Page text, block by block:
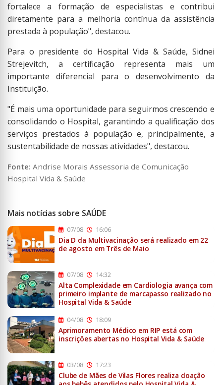
fortalece a formação de especialistas e contribui
diretamente para a melhoria contínua da assistência
prestada à população", destacou.
Para o presidente do Hospital Vida & Saúde, Sidnei
Strejevitch, a certificação representa mais um
importante diferencial para o desenvolvimento da
Instituição.
"É mais uma oportunidade para seguirmos crescendo e
consolidando o Hospital, garantindo a qualificação dos
serviços prestados à população e, principalmente, a
sustentabilidade de nossas atividades", destacou.
Fonte: Andrise Morais Assessoria de Comunicação
Hospital Vida & Saúde
Mais notícias sobre SAÚDE
07/08 16:06
Dia D da Multivacinação será realizado em 22
de agosto em Três de Maio
07/08 14:32
Alta Complexidade em Cardiologia avança com
primeiro implante de marcapasso realizado no
Hospital Vida & Saúde
04/08 18:09
Aprimoramento Médico em RIP está com
inscrições abertas no Hospital Vida & Saúde
03/08 17:23
Clube de Mães de Vilas Flores realiza doação